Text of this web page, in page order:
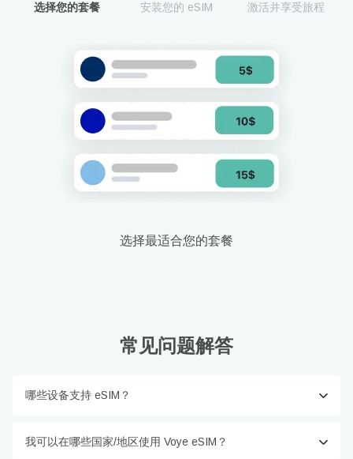
选择您的套餐 安装您的 eSIM 激活并享受旅程
选择最适合您的套餐
常见问题解答
哪些设备支持 eSIM？
我可以在哪些国家/地区使用 Voye eSIM？